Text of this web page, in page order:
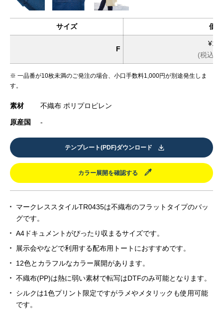
サイズ 価格
F
(税込
※ 一品番が10枚未満のご発注の場合、小口手数料1,000円が別途発生しま
す。
素材 不織布 ポリプロピレン
原産国 -
テンプレート(PDF)ダウンロード
カラー展開を確認する
マークレススタイルTR0435は不織布のフラットタイプのバッ
グです。
A4ドキュメントがぴったり収まるサイズです。
展示会やなどで利用する配布用トートにおすすめです。
12色とカラフルなカラー展開があります。
不織布(PP)は熱に弱い素材で転写はDTFのみ可能となります。
シルクは1色プリント限定ですがラメやメタリックも使用可能
です。